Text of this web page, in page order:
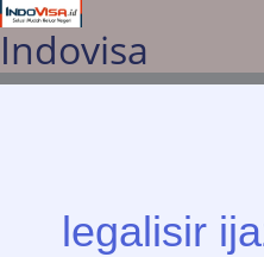
Lewati
ke
konten
Indovisa
legalisir